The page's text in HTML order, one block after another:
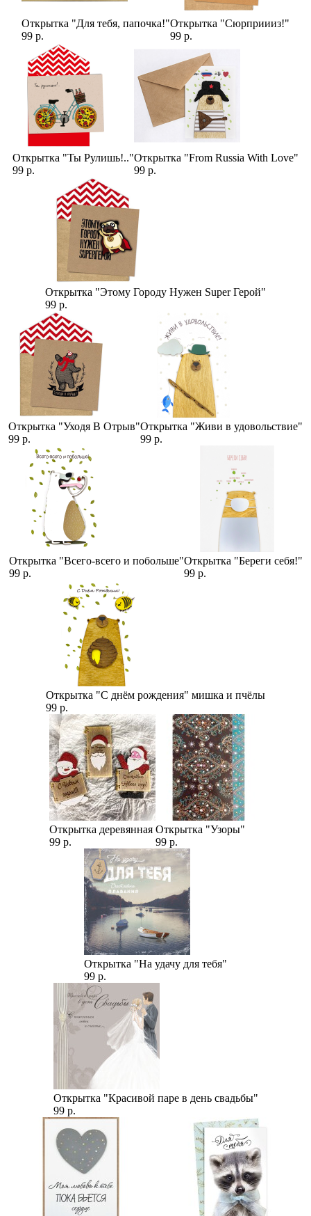
Открытка "Для тебя, папочка!"
99 р.
Открытка "Сюрприииз!"
99 р.
Открытка "Ты Рулишь!.."
99 р.
Открытка "From Russia With Love"
99 р.
Открытка "Этому Городу Нужен Super Герой"
99 р.
Открытка "Уходя В Отрыв"
99 р.
Открытка "Живи в удовольствие"
99 р.
Открытка "Всего-всего и побольше"
99 р.
Открытка "Береги себя!"
99 р.
Открытка "С днём рождения" мишка и пчёлы
99 р.
Открытка деревянная
99 р.
Открытка "Узоры"
99 р.
Открытка "На удачу для тебя"
99 р.
Открытка "Красивой паре в день свадьбы"
99 р.